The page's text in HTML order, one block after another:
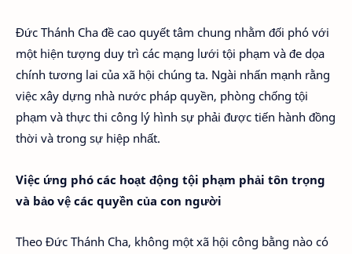
Đức Thánh Cha đề cao quyết tâm chung nhằm đối phó với
một hiện tượng duy trì các mạng lưới tội phạm và đe dọa
chính tương lai của xã hội chúng ta. Ngài nhấn mạnh rằng
việc xây dựng nhà nước pháp quyền, phòng chống tội
phạm và thực thi công lý hình sự phải được tiến hành đồng
thời và trong sự hiệp nhất.
Việc ứng phó các hoạt động tội phạm phải tôn trọng
và bảo vệ các quyền của con người
Theo Đức Thánh Cha, không một xã hội công bằng nào có